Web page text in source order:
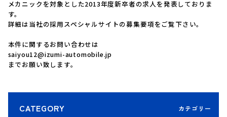
CATEGORY
メカニックを対象とした2013年度新卒者の求人を発表しておりま
す。
詳細は当社の採用スペシャルサイトの募集要項をご覧下さい。
本件に関するお問い合わせは
saiyou12@izumi-automobile.jp
までお願い致します。